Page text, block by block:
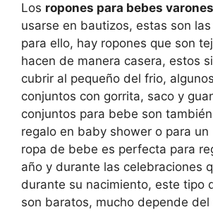
Los ropones para bebes varones
usarse en bautizos, estas son
para ello, hay ropones que son
hacen de manera casera, estos
cubrir al pequeño del frio,
conjuntos con gorrita, saco y
conjuntos para bebe son
regalo en baby shower o para un
ropa de bebe es perfecta para
año y durante las celebraciones
durante su nacimiento, este tipo
son baratos, mucho depende